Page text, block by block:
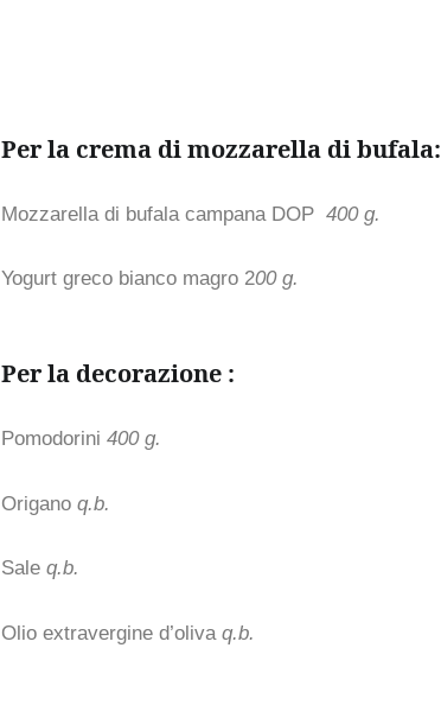
Per la crema di mozzarella di bufala:
Mozzarella di bufala campana DOP400 g.
Yogurt greco bianco magro 200 g.
Per la decorazione :
Pomodorini400 g.
Origanoq.b.
Saleq.b.
Olio extravergine d’olivaq.b.